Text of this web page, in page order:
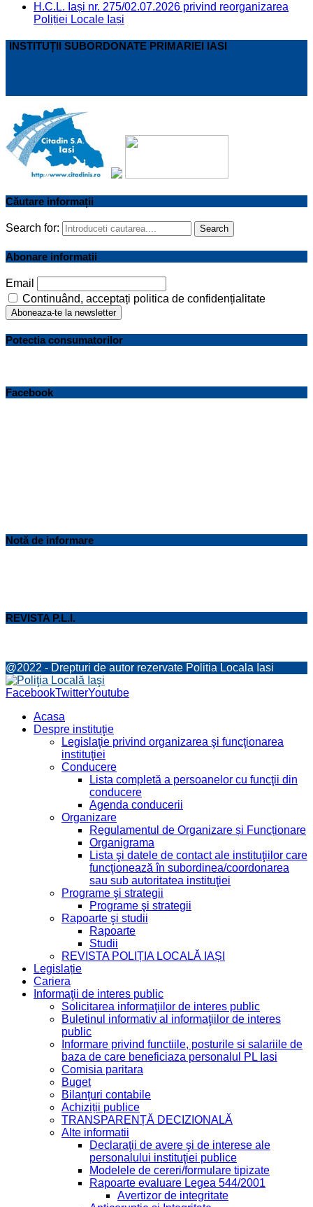
H.C.L. Iași nr. 275/02.07.2026 privind reorganizarea
Poliției Locale Iași
INSTITUȚII SUBORDONATE PRIMARIEI IASI
Căutare informații
Search for: Search
Abonare informatii
Email
Continuând, acceptați politica de confidențialitate
Potectia consumatorilor
Facebook
Notă de informare
REVISTA P.L.I.
@2022 - Drepturi de autor rezervate Politia Locala Iasi
FacebookTwitterYoutube
Acasa
Despre instituţie
Legislaţie privind organizarea şi funcţionarea
instituţiei
Conducere
Lista completă a persoanelor cu funcţii din
conducere
Agenda conducerii
Organizare
Regulamentul de Organizare și Funcționare
Organigrama
Lista şi datele de contact ale instituţiilor care
funcţionează în subordinea/coordonarea
sau sub autoritatea instituţiei
Programe şi strategii
Programe şi strategii
Rapoarte şi studii
Rapoarte
Studii
REVISTA POLIȚIA LOCALĂ IAȘI
Legislație
Cariera
Informaţii de interes public
Solicitarea informaţiilor de interes public
Buletinul informativ al informaţiilor de interes
public
Informare privind functiile, posturile si salariile de
baza de care beneficiaza personalul PL Iasi
Comisia paritara
Buget
Bilanţuri contabile
Achiziții publice
TRANSPARENȚĂ DECIZIONALĂ
Alte informatii
Declaraţii de avere şi de interese ale
personalului instituţiei publice
Modelele de cereri/formulare tipizate
Rapoarte evaluare Legea 544/2001
Avertizor de integritate